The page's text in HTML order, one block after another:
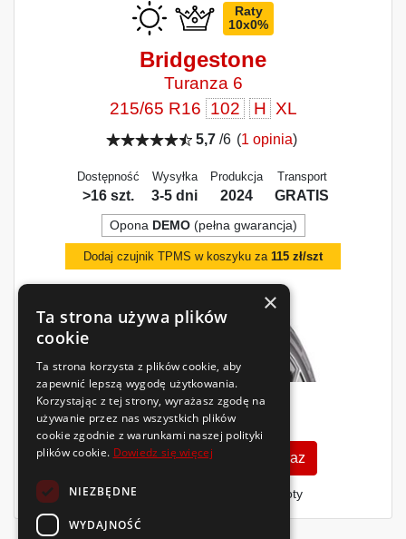
Raty
10x0%
Bridgestone
Turanza 6
215/65 R16 102 H XL
5,7/6 (1 opinia)
Dostępność
>16 szt.
Wysyłka
3-5 dni
Produkcja
2024
Transport
GRATIS
Opona DEMO(pełna gwarancja)
Dodaj czujnik TPMS w koszyku za 115 zł/szt
372 zł/szt.
Zobacz szczegóły Kup teraz
Finansowanie dla firm - MŚP i floty
×
Ta strona używa plików
cookie
Ta strona korzysta z plików cookie, aby
zapewnić lepszą wygodę użytkowania.
Korzystając z tej strony, wyrażasz zgodę na
używanie przez nas wszystkich plików
cookie zgodnie z warunkami naszej polityki
plików cookie. Dowiedz się więcej
NIEZBĘDNE
WYDAJNOŚĆ